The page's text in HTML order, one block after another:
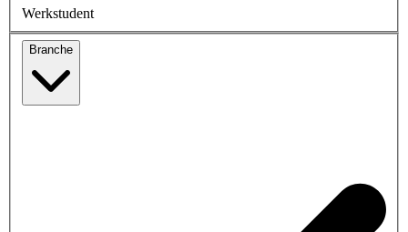
Werkstudent
Branche